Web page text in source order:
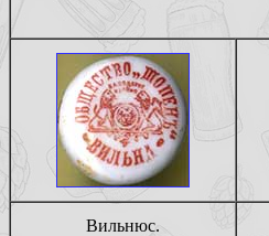
Вильнюс.